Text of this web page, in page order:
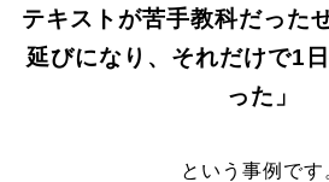
テキストが苦手教科だった
延びになり、それだけで1
った」
という事例です